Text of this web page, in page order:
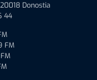
Donostia
44
FM